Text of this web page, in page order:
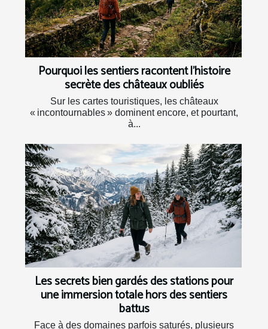
Pourquoi les sentiers racontent l’histoire
secrète des châteaux oubliés
Sur les cartes touristiques, les châteaux
« incontournables » dominent encore, et pourtant,
à...
Les secrets bien gardés des stations pour
une immersion totale hors des sentiers
battus
Face à des domaines parfois saturés, plusieurs